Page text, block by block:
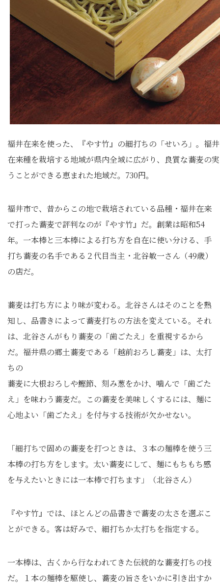
福井在来を使った、『やす竹』の細打ちの「せいろ」。福
在来種を栽培する地域が県内全域に広がり、良質な蕎麦の
うことができる恵まれた地域だ。730円。
福井市で、昔からこの地で栽培されている品種・福井在来
で打った蕎麦で評判なのが『やす竹』だ。創業は昭和54
年。一本棒と三本棒による打ち方を自在に使い分ける、手
打ち蕎麦の名手である２代目当主・北谷敏一さん（49歳）
の店だ。
蕎麦は打ち方により味が変わる。北谷さんはそのことを熟
知し、品書きによって蕎麦打ちの方法を変えている。それ
は、北谷さんがもり蕎麦の「歯ごたえ」を重視するから
だ。福井県の郷土蕎麦である「越前おろし蕎麦」は、太打
ちの
蕎麦に大根おろしや鰹節、刻み葱をかけ、噛んで「歯ごた
え」を味わう蕎麦だ。この蕎麦を美味しくするには、麺に
心地よい「歯ごたえ」を付与する技術が欠かせない。
「細打ちで固めの蕎麦を打つときは、３本の麺棒を使う三
本棒の打ち方をします。太い蕎麦にして、麺にもちもち感
を与えたいときには一本棒で打ちます」（北谷さん）
『やす竹』では、ほとんどの品書きで蕎麦の太さを選ぶこ
とができる。客は好みで、細打ちか太打ちを指定する。
一本棒は、古くから行なわれてきた伝統的な蕎麦打ちの技
だ。１本の麺棒を駆使し、蕎麦の旨さをいかに引き出すか